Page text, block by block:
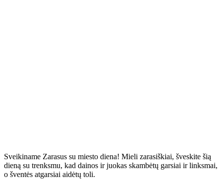
Sveikiname Zarasus su miesto diena! Mieli zarasiškiai, šveskite šią
dieną su trenksmu, kad dainos ir juokas skambėtų garsiai ir linksmai,
o šventės atgarsiai aidėtų toli.